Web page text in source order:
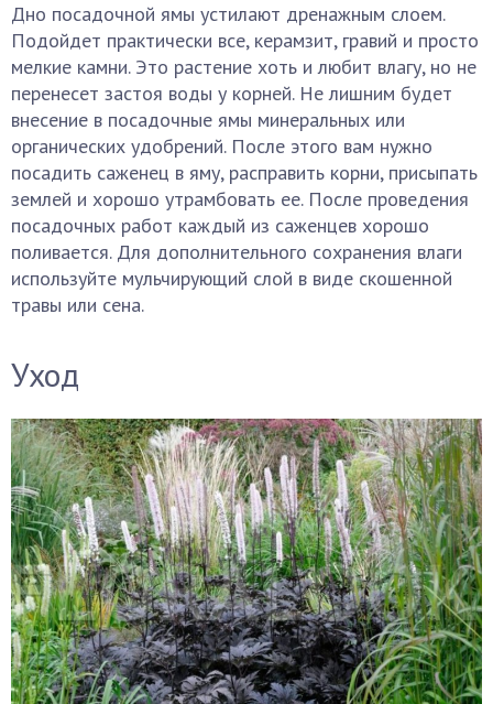
Дно посадочной ямы устилают дренажным слоем.
Подойдет практически все, керамзит, гравий и просто
мелкие камни. Это растение хоть и любит влагу, но не
перенесет застоя воды у корней. Не лишним будет
внесение в посадочные ямы минеральных или
органических удобрений. После этого вам нужно
посадить саженец в яму, расправить корни, присыпать
землей и хорошо утрамбовать ее. После проведения
посадочных работ каждый из саженцев хорошо
поливается. Для дополнительного сохранения влаги
используйте мульчирующий слой в виде скошенной
травы или сена.
Уход